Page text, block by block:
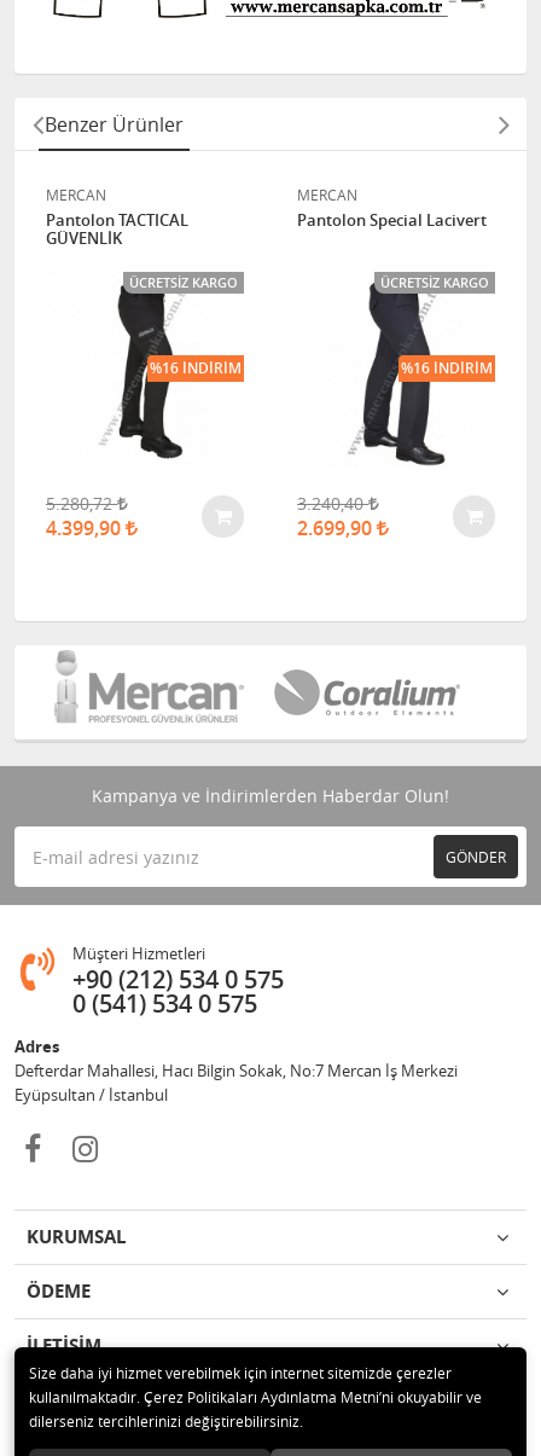
Benzer Ürünler
MERCAN
Pantolon TACTICAL
GÜVENLİK
ÜCRETSIZ KARGO
5.280,72
4.399,90
%16 İNDIRIM
MERCAN
Pantolon Special Lacivert
ÜCRETSIZ KARGO
3.240,40
2.699,90
%16 İNDIRIM
Kampanya ve İndirimlerden Haberdar Olun!
GÖNDER
Müşteri Hizmetleri
+90 (212) 534 0 575
0 (541) 534 0 575
Adres
Defterdar Mahallesi, Hacı Bilgin Sokak, No:7 Mercan İş Merkezi
Eyüpsultan / İstanbul
KURUMSAL
ÖDEME
İLETİŞİM
© 2018 MERCAN PROFESYONEL GÜVENLİK ÜRÜNLERİ Tüm hakları
saklıdır.
Size daha iyi hizmet verebilmek için internet sitemizde çerezler
kullanılmaktadır. Çerez Politikaları Aydınlatma Metni’ni okuyabilir ve
dilerseniz tercihlerinizi değiştirebilirsiniz.